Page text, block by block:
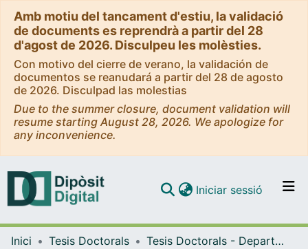
Amb motiu del tancament d'estiu, la validació
de documents es reprendrà a partir del 28
d'agost de 2026. Disculpeu les molèsties.
Con motivo del cierre de verano, la validación de
documentos se reanudará a partir del 28 de agosto
de 2026. Disculpad las molestias
Due to the summer closure, document validation will
resume starting August 28, 2026. We apologize for
any inconvenience.
Navega per tot el DD
Iniciar sessió (current)
Inici Tesis Doctorals
Tesis Doctorals - Departament - Filosofia Teorètica i Pràctica